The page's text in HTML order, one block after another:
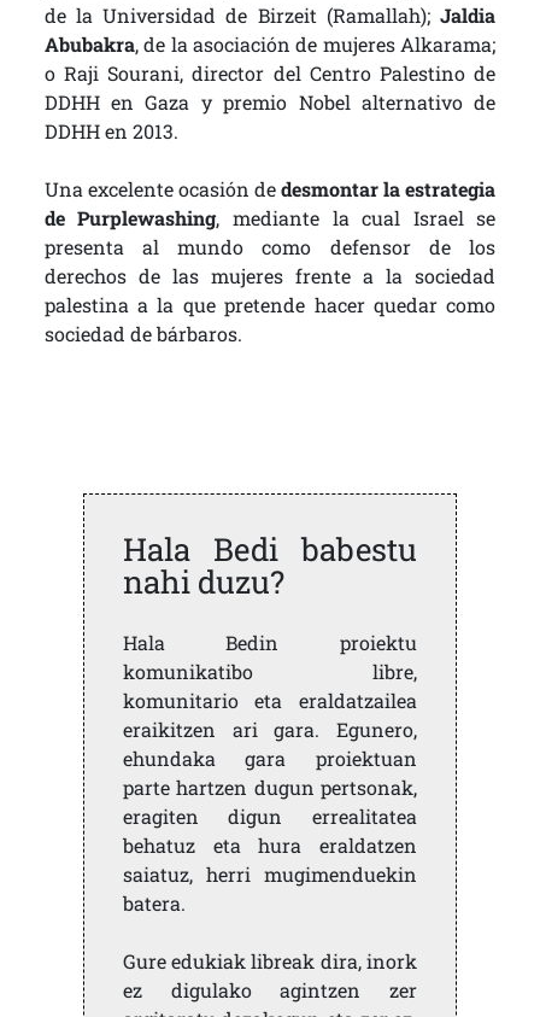
de la Universidad de Birzeit (Ramallah);Jaldia
Abubakra, de la asociación de mujeres Alkarama;
o Raji Sourani, director del Centro Palestino de
DDHH en Gaza y premio Nobel alternativo de
DDHH en 2013.
Una excelente ocasión dedesmontar la estrategia
de Purplewashing, mediante la cual Israel se
presenta al mundo como defensor de los
derechos de las mujeres frente a la sociedad
palestina a la que pretende hacer quedar como
sociedad de bárbaros.
Hala Bedi babestu
nahi duzu?
Hala Bedin proiektu
komunikatibo libre,
komunitario eta eraldatzailea
eraikitzen ari gara. Egunero,
ehundaka gara proiektuan
parte hartzen dugun pertsonak,
eragiten digun errealitatea
behatuz eta hura eraldatzen
saiatuz, herri mugimenduekin
batera.
Gure edukiak libreak dira, inork
ez digulako agintzen zer